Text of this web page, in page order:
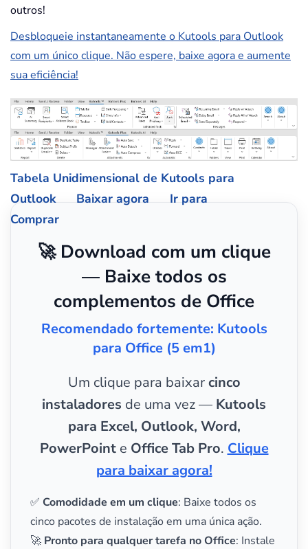
outros!
Desbloqueie instantaneamente o Kutools para Outlook
com um único clique. Não espere, baixe agora e aumente
sua eficiência!
Tabela Unidimensional de Kutools para
Outlook
Baixar agora
Ir para
Comprar
🚀 Download com um clique
— Baixe todos os
complementos de Office
Recomendado fortemente: Kutools
para Office (5 em1)
Um clique para baixarcinco
instaladores de uma vez — Kutools
para Excel, Outlook, Word,
PowerPointe Office Tab Pro. Clique
para baixar agora!
✅ Comodidade em um clique: Baixe todos os
cinco pacotes de instalação em uma única ação.
🚀 Pronto para qualquer tarefa no Office: Instale